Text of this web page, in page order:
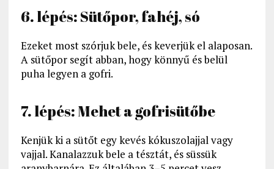
6. lépés: Sütőpor, fahéj, só
Ezeket most szórjuk bele, és keverjük el alaposan.
A sütőpor segít abban, hogy könnyű és belül
puha legyen a gofri.
7. lépés: Mehet a gofrisütőbe
Kenjük ki a sütőt egy kevés kókuszolajjal vagy
vajjal. Kanalazzuk bele a tésztát, és süssük